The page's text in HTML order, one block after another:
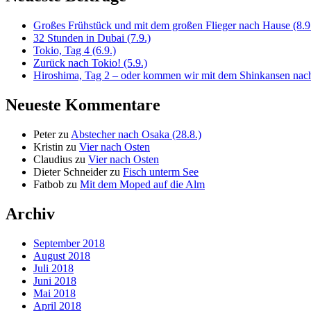
Großes Frühstück und mit dem großen Flieger nach Hause
32 Stunden in Dubai (7.9.)
Tokio, Tag 4 (6.9.)
Zurück nach Tokio! (5.9.)
Hiroshima, Tag 2 – oder kommen wir mit dem Shinkansen
Neueste Kommentare
Peterzu Abstecher nach Osaka (28.8.)
Kristin zu Vier nach Osten
Claudius zu Vier nach Osten
Dieter Schneiderzu Fisch unterm See
Fatbob zu Mit dem Moped auf die Alm
Archiv
September 2018
August 2018
Juli 2018
Juni 2018
Mai 2018
April 2018